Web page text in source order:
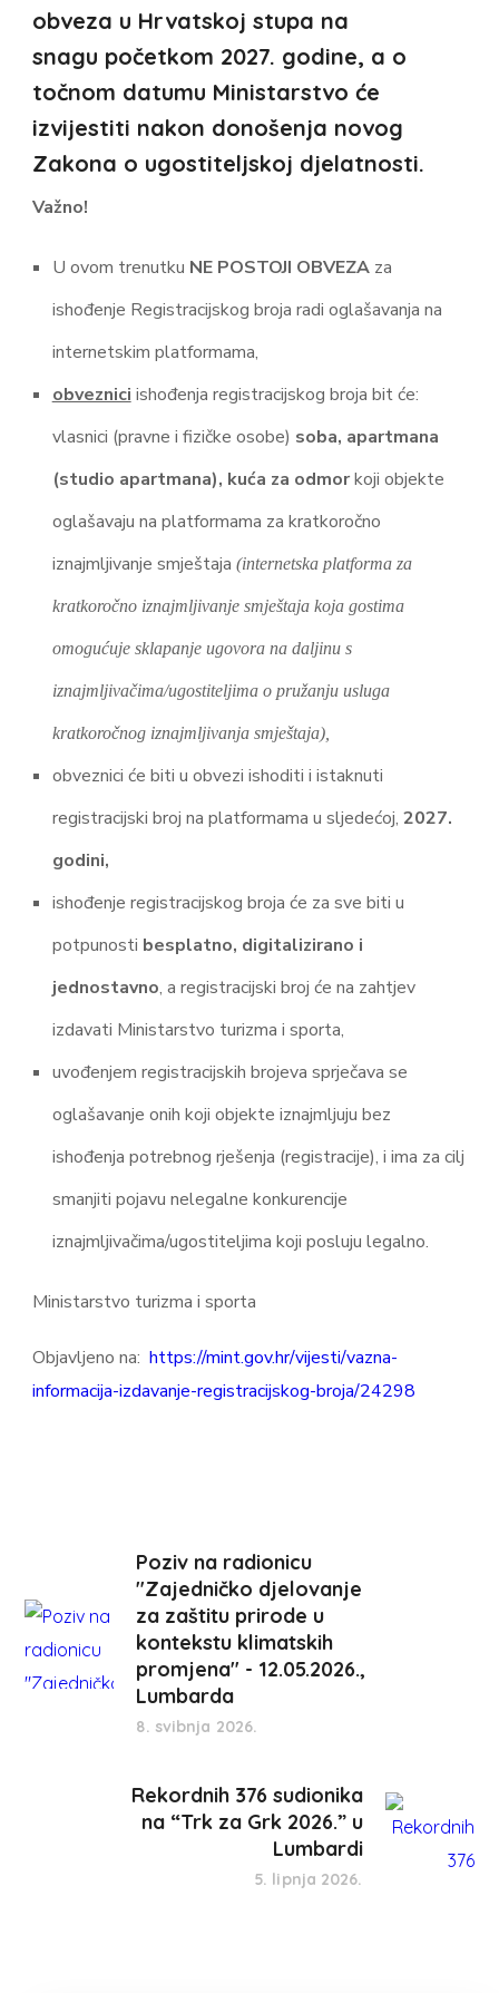
obveza u Hrvatskoj stupa na
snagu početkom 2027. godine, a o
točnom datumu Ministarstvo će
izvijestiti nakon donošenja novog
Zakona o ugostiteljskoj djelatnosti.
Važno!
U ovom trenutku NE POSTOJI OBVEZAza
ishođenje Registracijskog broja radi oglašavanja na
internetskim platformama,
obveznici ishođenja registracijskog broja bit će:
vlasnici (pravne i fizičke osobe) soba, apartmana
(studio apartmana), kuća za odmorkoji objekte
oglašavaju na platformama za kratkoročno
iznajmljivanje smještaja (internetska platforma za
kratkoročno iznajmljivanje smještaja koja gostima
omogućuje sklapanje ugovora na daljinu s
iznajmljivačima/ugostiteljima o pružanju usluga
kratkoročnog iznajmljivanja smještaja),
obveznici će biti u obvezi ishoditi i istaknuti
registracijski broj na platformama u sljedećoj, 2027.
godini,
ishođenje registracijskog broja će za sve biti u
potpunosti besplatno, digitalizirano i
jednostavno, a registracijski broj će na zahtjev
izdavati Ministarstvo turizma i sporta,
uvođenjem registracijskih brojeva sprječava se
oglašavanje onih koji objekte iznajmljuju bez
ishođenja potrebnog rješenja (registracije), i ima za cilj
smanjiti pojavu nelegalne konkurencije
iznajmljivačima/ugostiteljima koji posluju legalno.
Ministarstvo turizma i sporta
Objavljeno na:https://mint.gov.hr/vijesti/vazna-
informacija-izdavanje-registracijskog-broja/24298
Poziv na radionicu
"Zajedničko djelovanje
za zaštitu prirode u
kontekstu klimatskih
promjena" - 12.05.2026.,
Lumbarda
8. svibnja 2026.
Rekordnih 376 sudionika
na “Trk za Grk 2026.” u
Lumbardi
5. lipnja 2026.